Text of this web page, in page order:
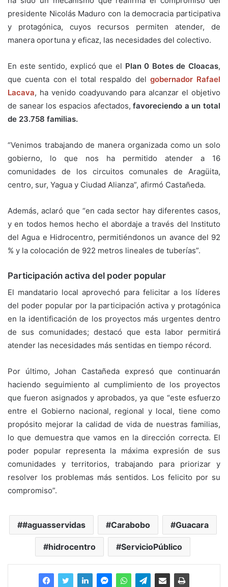
presidente Nicolás Maduro con la democracia participativa
y protagónica, cuyos recursos permiten atender, de
manera oportuna y eficaz, las necesidades del colectivo.
En este sentido, explicó que el Plan 0 Botes de Cloacas,
que cuenta con el total respaldo del gobernador Rafael
Lacava, ha venido coadyuvando para alcanzar el objetivo
de sanear los espacios afectados,favoreciendo a un total
de 23.758 familias.
“Venimos trabajando de manera organizada como un solo
gobierno, lo que nos ha permitido atender a 16
comunidades de los circuitos comunales de Aragüita,
centro, sur, Yagua y Ciudad Alianza”, afirmó Castañeda.
Además, aclaró que “en cada sector hay diferentes casos,
y en todos hemos hecho el abordaje a través del Instituto
del Agua e Hidrocentro, permitiéndonos un avance del 92
% y la colocación de 922 metros lineales de tuberías”.
Participación activa del poder popular
El mandatario local aprovechó para felicitar a los líderes
del poder popular por la participación activa y protagónica
en la identificación de los proyectos más urgentes dentro
de sus comunidades; destacó que esta labor permitirá
atender las necesidades más sentidas en tiempo récord.
Por último, Johan Castañeda expresó que continuarán
haciendo seguimiento al cumplimiento de los proyectos
que fueron asignados y aprobados, ya que “este esfuerzo
entre el Gobierno nacional, regional y local, tiene como
propósito mejorar la calidad de vida de nuestras familias,
lo que demuestra que vamos en la dirección correcta. El
poder popular representa la máxima expresión de sus
comunidades y territorios, trabajando para priorizar y
resolver los problemas más sentidos. Los felicito por su
compromiso”.
#aguasservidas Carabobo Guacara
hidrocentro ServicioPúblico